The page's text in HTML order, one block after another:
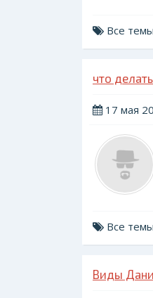
Все
что
17 мая
Все
Виды